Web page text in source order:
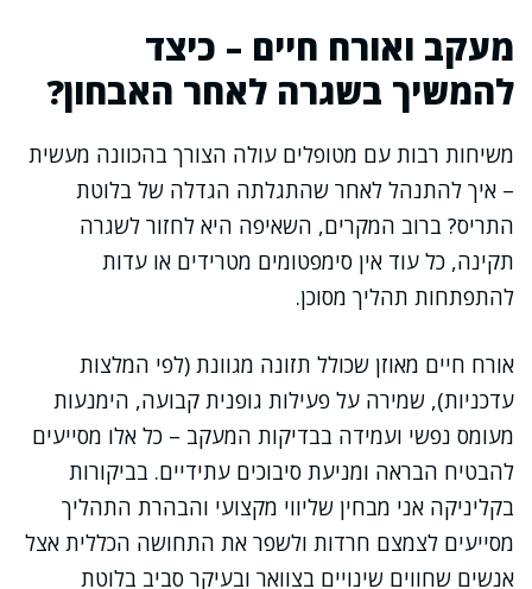
מעקב ואורח חיים – כיצד
להמשיך בשגרה לאחר האבחון?
משיחות רבות עם מטופלים עולה הצורך בהכוונה מעשית
– איך להתנהל לאחר שהתגלתה הגדלה של בלוטת
התריס? ברוב המקרים, השאיפה היא לחזור לשגרה
תקינה, כל עוד אין סימפטומים מטרידים או עדות
להתפתחות תהליך מסוכן.
אורח חיים מאוזן שכולל תזונה מגוונת (לפי המלצות
עדכניות), שמירה על פעילות גופנית קבועה, הימנעות
מעומס נפשי ועמידה בבדיקות המעקב – כל אלו מסייעים
להבטיח הבראה ומניעת סיבוכים עתידיים. בביקורות
בקליניקה אני מבחין שליווי מקצועי והבהרת התהליך
מסייעים לצמצם חרדות ולשפר את התחושה הכללית אצל
אנשים שחווים שינויים בצוואר ובעיקר סביב בלוטת